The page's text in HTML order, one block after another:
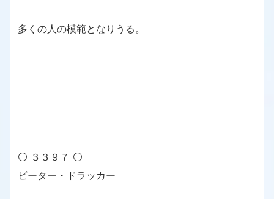
多くの人の模範となりうる。
⚪ ３３９７ ⚪
ビーター・ドラッカー